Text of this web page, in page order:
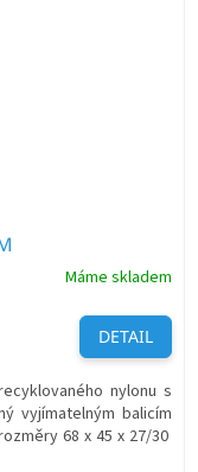
Máme skladem
DETAIL
nylonu s
vyjímatelným balicím
68 x 45 x 27/30